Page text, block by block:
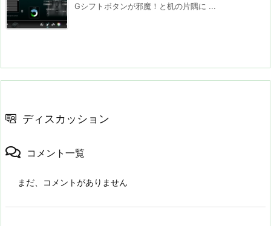
Gシフトボタンが邪魔！と机の片隅に ...
ディスカッション
コメント一覧
まだ、コメントがありません